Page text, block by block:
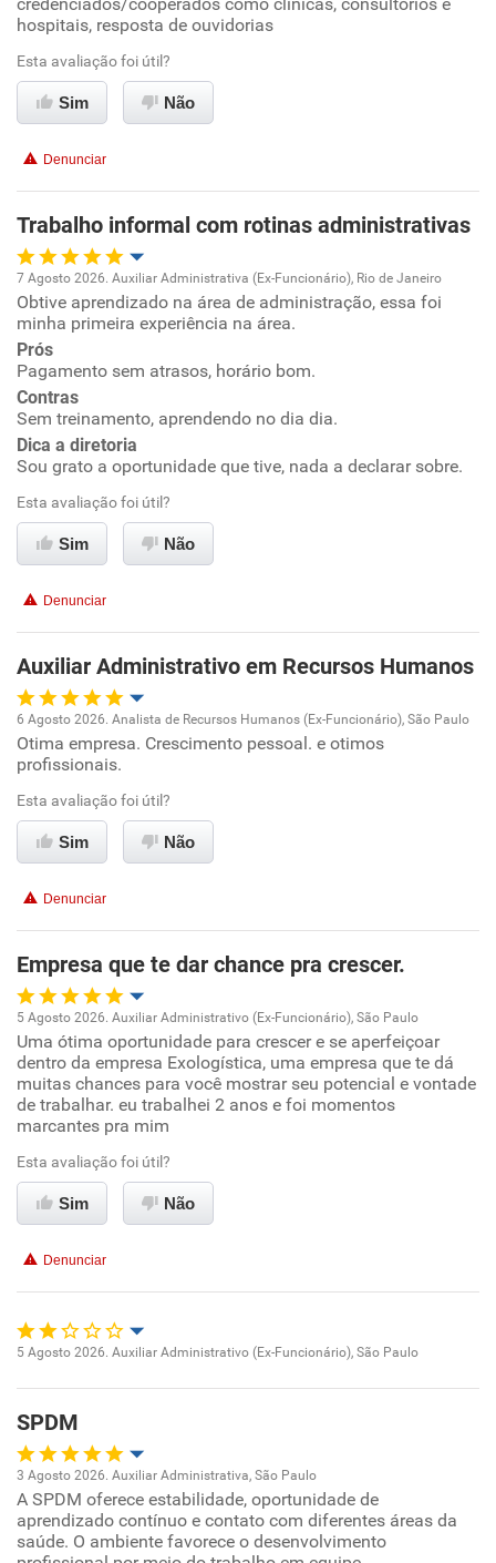
Benefícios
Recomenda esta empresa
Recomenda a diretoria
hospitais, resposta de ouvidorias
Esta avaliação foi útil?
Sim Não
Denunciar
Trabalho informal com rotinas administrativas
Oportunidade de promoção
Ambiente de trabalho
Conciliação com a vida familiar
Benefícios
Recomenda esta empresa
Recomenda a diretoria
7 Agosto 2026. Auxiliar Administrativa (Ex-Funcionário), Rio de Janeiro
Obtive aprendizado na área de administração, essa foi
minha primeira experiência na área.
Prós
Pagamento sem atrasos, horário bom.
Contras
Sem treinamento, aprendendo no dia dia.
Dica a diretoria
Sou grato a oportunidade que tive, nada a declarar sobre.
Esta avaliação foi útil?
Sim Não
Denunciar
Auxiliar Administrativo em Recursos Humanos
Oportunidade de promoção
Ambiente de trabalho
Conciliação com a vida familiar
Recomenda esta empresa
Recomenda a diretoria
6 Agosto 2026. Analista de Recursos Humanos (Ex-Funcionário), São Paulo
Otima empresa. Crescimento pessoal. e otimos
profissionais.
Esta avaliação foi útil?
Sim Não
Denunciar
Empresa que te dar chance pra crescer.
Oportunidade de promoção
Ambiente de trabalho
Conciliação com a vida familiar
Benefícios
Recomenda esta empresa
5 Agosto 2026. Auxiliar Administrativo (Ex-Funcionário), São Paulo
Uma ótima oportunidade para crescer e se aperfeiçoar
dentro da empresa Exologística, uma empresa que te dá
muitas chances para você mostrar seu potencial e vontade
de trabalhar. eu trabalhei 2 anos e foi momentos
marcantes pra mim
Esta avaliação foi útil?
Sim Não
Denunciar
Ambiente de trabalho
Conciliação com a vida familiar
Benefícios
5 Agosto 2026. Auxiliar Administrativo (Ex-Funcionário), São Paulo
SPDM
Oportunidade de promoção
Ambiente de trabalho
3 Agosto 2026. Auxiliar Administrativa, São Paulo
A SPDM oferece estabilidade, oportunidade de
aprendizado contínuo e contato com diferentes áreas da
saúde. O ambiente favorece o desenvolvimento